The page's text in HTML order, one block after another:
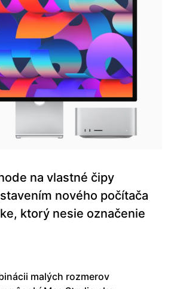
na vlastné čipy
nového počítača
ktorý nesie označenie
malých rozmerov